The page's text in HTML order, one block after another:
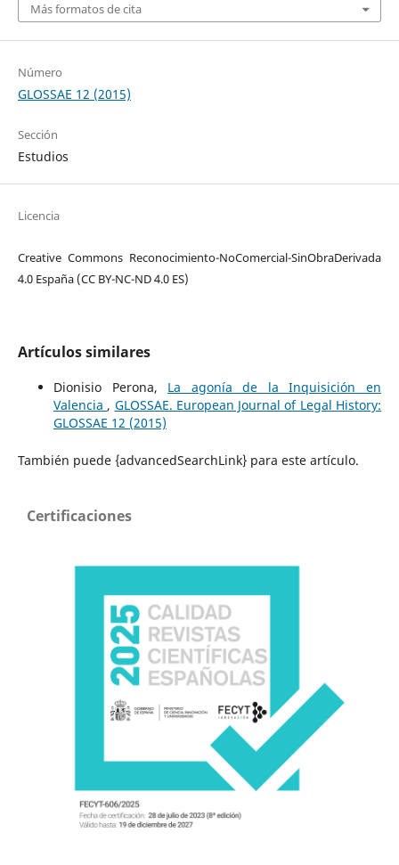
Más formatos de cita
Número
GLOSSAE 12 (2015)
Sección
Estudios
Licencia
Creative Commons Reconocimiento-NoComercial-SinObraDerivada
4.0 España (CC BY-NC-ND 4.0 ES)
Artículos similares
Dionisio Perona, La agonía de la Inquisición en
Valencia , GLOSSAE. European Journal of Legal History:
GLOSSAE 12 (2015)
También puede {advancedSearchLink} para este artículo.
Certificaciones